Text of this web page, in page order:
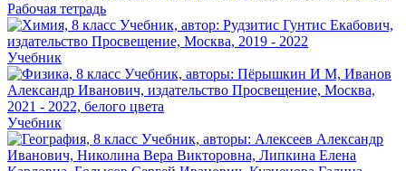
Рабочая тетрадь
Учебник
Учебник